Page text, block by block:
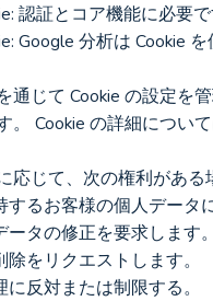
認証とコア機能に必要で
通じて Cookie の設定を
。 Cookie の詳細につい
応じて、次の権利がある
するお客様の個人データ
ータの修正を要求します。
除をリクエストします。
に反対または制限する。